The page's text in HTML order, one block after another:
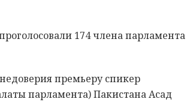
174 члена парламента
премьеру спикер
парламента) Пакистана Асад